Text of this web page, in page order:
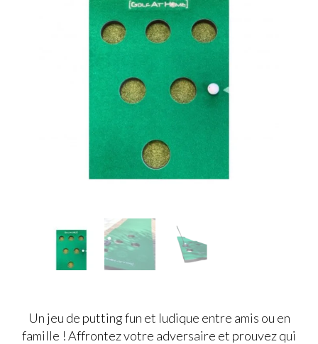
Un jeu de putting fun et ludique entre amis ou en
famille ! Affrontez votre adversaire et prouvez qui